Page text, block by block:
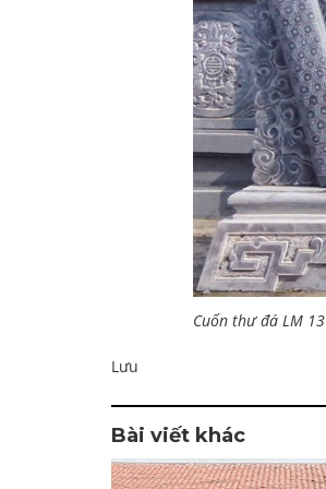
Cuốn thư đá LM 13
Lưu
Bài viết khác